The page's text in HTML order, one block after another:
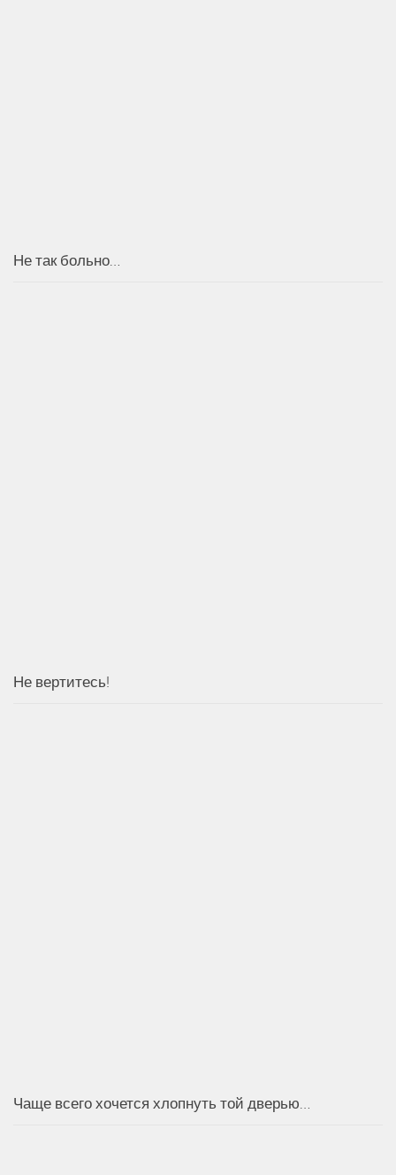
Не так больно…
Не вертитесь!
Чаще всего хочется хлопнуть той дверью…